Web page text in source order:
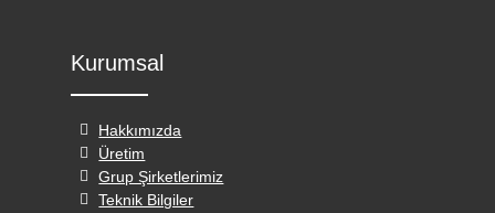
Kurumsal
Hakkımızda
Üretim
Grup Şirketlerimiz
Teknik Bilgiler